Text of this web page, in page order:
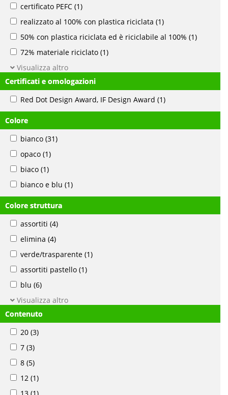
certificato PEFC (1)
realizzato al 100% con plastica riciclata (1)
50% con plastica riciclata ed è riciclabile al 100% (1)
72% materiale riciclato (1)
Visualizza altro
Certificati e omologazioni
Red Dot Design Award, IF Design Award (1)
Colore
bianco (31)
opaco (1)
biaco (1)
bianco e blu (1)
Colore struttura
assortiti (4)
elimina (4)
verde/trasparente (1)
assortiti pastello (1)
blu (6)
Visualizza altro
Contenuto
20 (3)
7 (3)
8 (5)
12 (1)